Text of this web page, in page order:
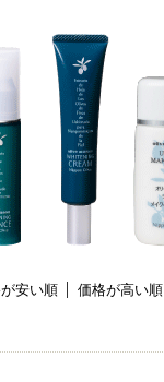
安い順 価格が高い順